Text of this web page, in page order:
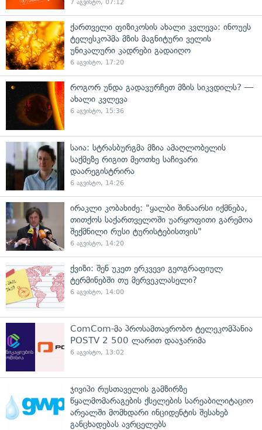
7 აგვისტო, 07:12
ქართველი ფიზიკოსის ახალი კვლევა: ინოუეს
ტელესკოპმა მზის მაგნიტური ველის
უნიკალური კადრები გადაიღო
6 აგვისტო, 17:20
როგორ უნდა გადავურჩეთ მზის სიკვდილს? —
ახალი კვლევა
6 აგვისტო, 15:36
საია: სტრასბურგმა მზია ამაღლობელის
საქმეზე რიგით მეოთხე საჩივარი
დაარეგისტრირა
6 აგვისტო, 14:26
ირაკლი კობახიძე: "ყალბი შინაარსი იქმნება,
თითქოს საქართველოში უარყოფითი გარემოა
შექმნილი რუსი ტურისტებისთვის"
6 აგვისტო, 14:20
ქვიზი: შენ უკეთ ერკვევი გეოგრაფიულ
ტერმინებში თუ მერვეკლასელი?
6 აგვისტო, 14:00
ComCom-მა პროსამთავრობო ტელეკომპანია
POSTV 2 500 ლარით დააჯარიმა
6 აგვისტო, 13:02
ჯივიპი რუსთაველის გამზირზე
წყალმომარაგების ქსელების სარეაბილიტაციო
არეალში მომხდარი ინციდენტის შესახებ
განცხადებას ავრცელებს